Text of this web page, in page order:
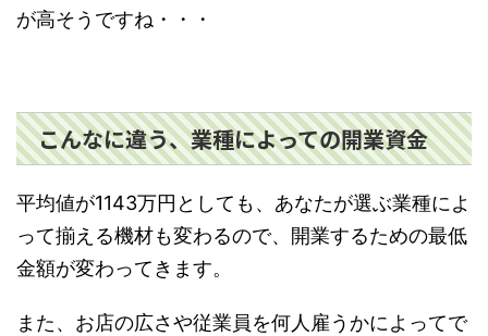
が高そうですね・・・
こんなに違う、業種によっての開業資金
平均値が1143万円としても、あなたが選ぶ業種によ
って揃える機材も変わるので、開業するための最低
金額が変わってきます。
また、お店の広さや従業員を何人雇うかによってで